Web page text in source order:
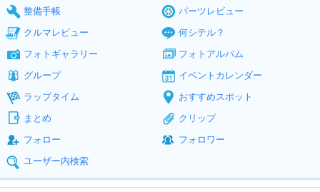
整備手帳
パーツレビュー
クルマレビュー
何シテル？
フォトギャラリー
フォトアルバム
グループ
イベントカレンダー
ラップタイム
おすすめスポット
まとめ
クリップ
フォロー
フォロワー
ユーザー内検索